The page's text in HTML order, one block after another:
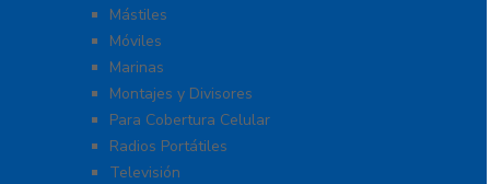
Mástiles
Móviles
Marinas
Montajes y Divisores
Para Cobertura Celular
Radios Portátiles
Televisión